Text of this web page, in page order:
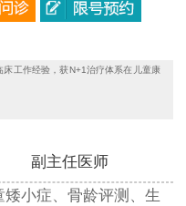
床工作经验，获N+1治疗体系在儿童康
副主任医师
矮小症、骨龄评测、生